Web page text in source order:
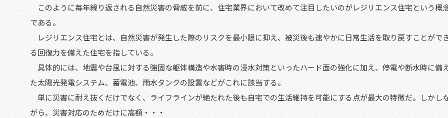
このように毎年繰り返される自然災害の脅威を前に、住宅業界において改めて注目したいのがレジリエンス住宅という概
である。
レジリエンス住宅とは、自然災害が発生した際のリスクを最小限に抑え、被災後も速やかに日常生活を取り戻すことがで
る回復力を備えた住宅を指している。
具体的には、地震や台風に対する強固な躯体構造や水害時の浸水対策といったハード面の強化に加え、停電や断水時に備
た太陽光発電システム、蓄電池、雨水タンクの設置などがこれに該当する。
単に災害に耐え抜くだけでなく、ライフラインが絶たれた後も自宅での生活維持を可能にする点が最大の特徴だ。しかし
がら、災害対応のためだけに高額・・・